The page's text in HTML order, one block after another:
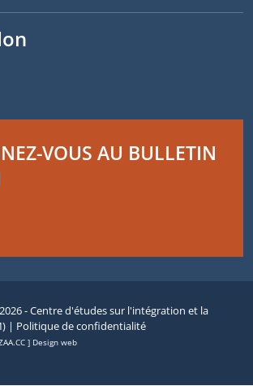
VOUS AU BULLETIN
- Centre d'études sur l'intégration et la
| Politique de confidentialité
] Design web